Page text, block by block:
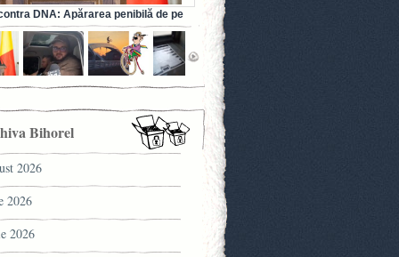
DNA: Apărarea penibilă de pe
fostului ministru al Sănătății (VIDEO)
Bihorel
2026
2026
2026